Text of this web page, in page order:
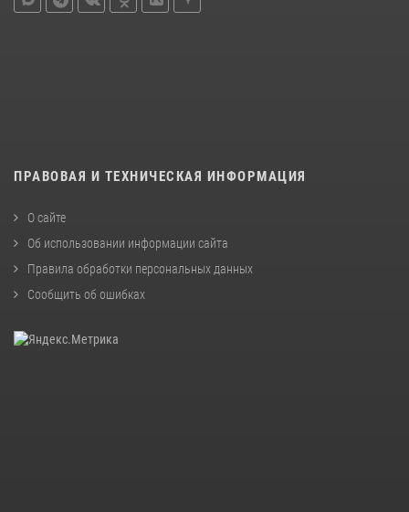
ПРАВОВАЯ И ТЕХНИЧЕСКАЯ ИНФОРМАЦИЯ
О сайте
Об использовании информации сайта
Правила обработки персональных данных
Сообщить об ошибках